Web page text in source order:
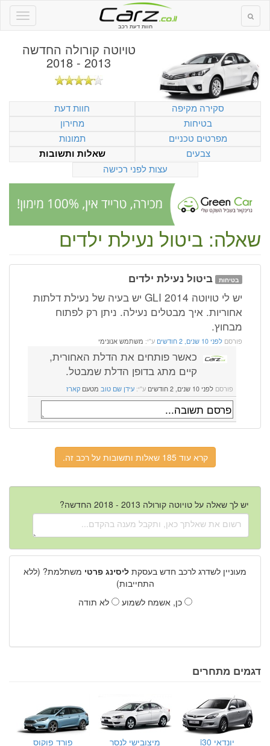
חוות דעת רכב
טויוטה קורולה החדשה
2013 - 2018
סקירה מקיפה
חוות דעת
בטיחות
מחירון
מפרטים טכניים
תמונות
צבעים
שאלות ותשובות
עצות לפני רכישה
שאלה: ביטול נעילת ילדים
בטיחות ביטול נעילת ילדים
יש לי טויוטה 2014 GLI יש בעיה של נעילת דלתות
אחוריות. איך מבטלים נעילה. ניתן רק לפתוח
מבחוץ.
פורסם לפני 10 שנים, 2 חודשים ע"י: משתמש אנונימי
כאשר פותחים את הדלת האחורית,
קיים מתג בדופן הדלת שמבטל.
פורסם לפני 10 שנים, 2 חודשים ע"י: עידן שם טוב מטעם קארז
קרא עוד 185 שאלות ותשובות על רכב זה.
יש לך שאלה על טויוטה קורולה 2013 - 2018 החדשה?
מעוניין לשדרג לרכב חדש בעסקת ליסינג פרטי משתלמת? (ללא
התחייבות)
כן, אשמח לשמוע
לא תודה
דגמים מתחרים
יונדאי i30 מיצובישי לנסר פורד פוקוס